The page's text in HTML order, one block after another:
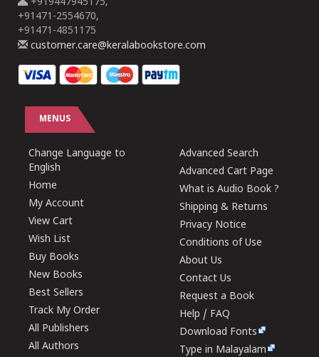
+919447945175,
+91471-2554670,
+91471-4851175
customer.care@keralabookstore.com
MENUS
Change Language to
English
Home
My Account
View Cart
Wish List
Buy Books
New Books
Best Sellers
Track My Order
All Publishers
All Authors
Advanced Search
Advanced Cart Page
What is Audio Book ?
Shipping & Returns
Privacy Notice
Conditions of Use
About Us
Contact Us
Request a Book
Help / FAQ
Download Fonts
Type in Malayalam